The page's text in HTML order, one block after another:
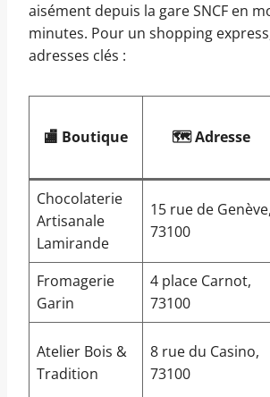
aisément depuis la gare SNCF en
minutes. Pour un shopping
adresses clés :
🏬 Boutique 🗺️ Adresse
Chocolaterie
Artisanale
Lamirande
15 rue de Genève,
73100
Fromagerie
Garin
4 place Carnot,
73100
Atelier Bois &
Tradition
8 rue du Casino,
73100